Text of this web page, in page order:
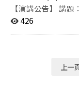
【演講公告】 講題： 好測驗的關鍵—來自語言測驗實證
研究的啟示 講者： 廖瑞騰 助理教授（國立臺灣海洋大學
科學及技術委員會 報名連結：
https://forms.gle/
426
上一